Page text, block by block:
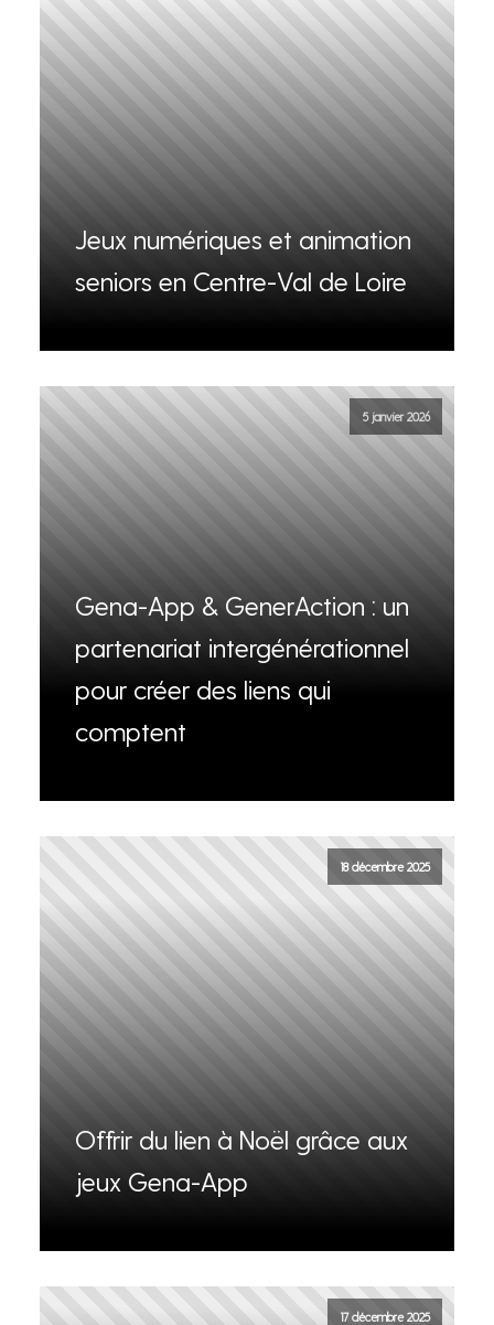
Jeux numériques et animation
seniors en Centre-Val de Loire
5 janvier 2026
Gena-App & GenerAction : un
partenariat intergénérationnel
pour créer des liens qui
comptent
18 décembre 2025
Offrir du lien à Noël grâce aux
jeux Gena-App
17 décembre 2025